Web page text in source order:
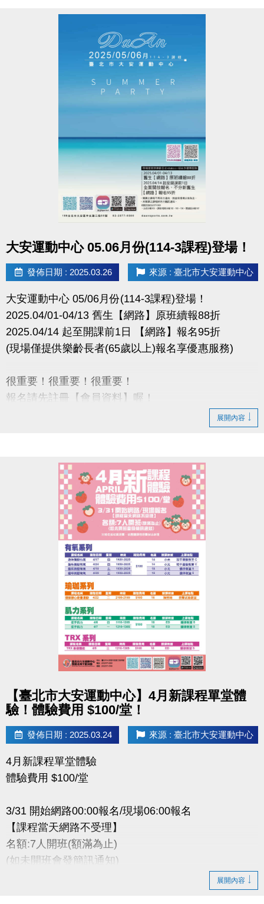
大安運動中心 05.06月份(114-3課程)登場！
發佈日期 : 2025.03.26 來源 : 臺北市大安運動中心
大安運動中心 05/06月份(114-3課程)登場！
2025.04/01-04/13 舊生【網路】原班續報88折
2025.04/14 起至開課前1日 【網路】報名95折
(現場僅提供樂齡長者(65歲以上)報名享優惠服務)
很重要！很重要！很重要！
報名請先註冊【會員資料】喔！
大安有APP囉!可以報名課程喔~
長佳Sports+ APP傳送門
https://reurl.cc/y60bN8
google playhttps://reurl.cc/E1yN5a
課程程下載傳送門↓
https://reurl.cc/knLNar
•開課之課程不再另行通知，教室依現場公告為主。
•未開課之課程將另行簡訊通知。
相關洽詢(02)2377-0300
‧泳池分機 105
‧體適能分機 107
展開內容
【臺北市大安運動中心】4月新課程單堂體
驗！體驗費用 $100/堂！
發佈日期 : 2025.03.24 來源 : 臺北市大安運動中心
4月新課程單堂體驗
體驗費用 $100/堂
3/31 開始網路00:00報名/現場06:00報名
【課程當天網路不受理】
名額:7人開班(額滿為止)
(如未開班會發簡訊通知)
※報名後如要退費，依團體課程退費辦法辦理
展開內容